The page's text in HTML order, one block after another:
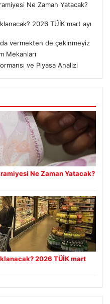
Ne Zaman Yatacak?
2026 TÜİK mart ayı
vermekten de çekinmeyiz
Mekanları
ve Piyasa Analizi
Ne Zaman Yatacak?
2026 TÜİK mart